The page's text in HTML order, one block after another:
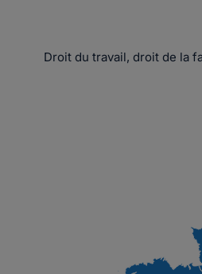
Droit du travail, droit de la